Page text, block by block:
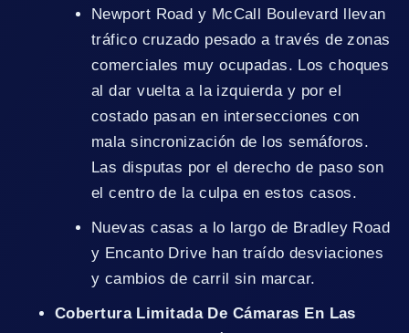
Newport Road y McCall Boulevard llevan
tráfico cruzado pesado a través de zonas
comerciales muy ocupadas. Los choques
al dar vuelta a la izquierda y por el
costado pasan en intersecciones con
mala sincronización de los semáforos.
Las disputas por el derecho de paso son
el centro de la culpa en estos casos.
Nuevas casas a lo largo de Bradley Road
y Encanto Drive han traído desviaciones
y cambios de carril sin marcar.
Cobertura Limitada De Cámaras En Las